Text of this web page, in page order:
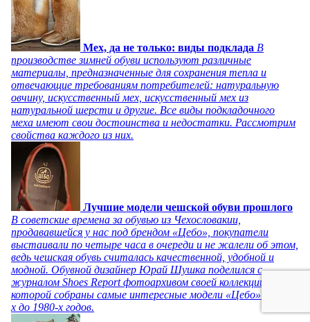
Мех, да не только: виды подклада В
производстве зимней обуви используют различные
материалы, предназначенные для сохранения тепла и
отвечающие требованиям потребителей: натуральную
овчину, искусственный мех, искусственный мех из
натуральной шерсти и другие. Все виды подкладочного
меха имеют свои достоинства и недостатки. Рассмотрим
свойства каждого из них.
Лучшие модели чешской обуви прошлого
В советские времена за обувью из Чехословакии,
продававшейся у нас под брендом «Цебо», покупатели
выстаивали по четыре часа в очереди и не жалели об этом,
ведь чешская обувь считалась качественной, удобной и
модной. Обувной дизайнер Юрай Шушка поделился с
журналом Shoes Report фотоархивом своей коллекции, в
которой собраны самые интересные модели «Цебо» с 1940-
х до 1980-х годов.